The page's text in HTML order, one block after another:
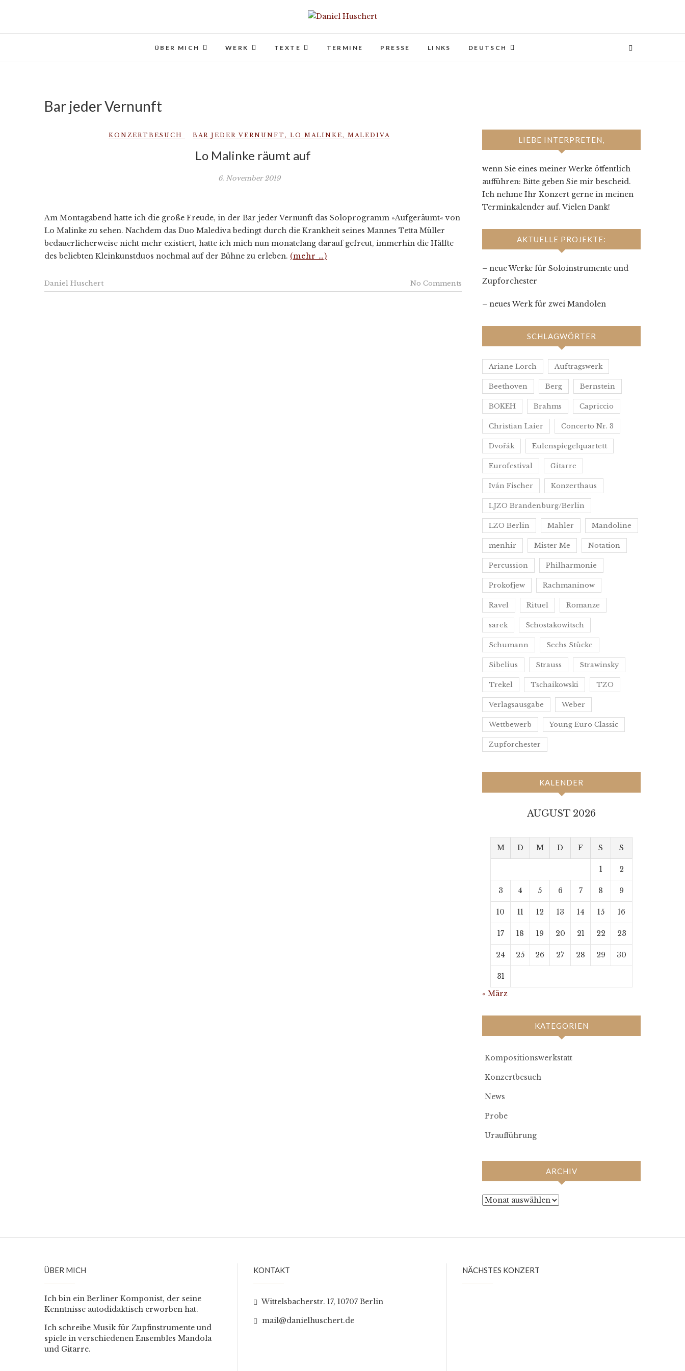
content
Daniel Huschert
ÜBER MICH WERK TEXTE TERMINE PRESSE LINKS DEUTSCH
Bar jeder Vernunft
KONZERTBESUCH BAR JEDER VERNUNFT , LO MALINKE, MALEDIVA
Lo Malinke räumt auf
6. November 2019
Am Montagabend hatte ich die große Freude, in der Bar jeder Vernunft das Soloprogramm »Aufgeräumt« von
Lo Malinke zu sehen. Nachdem das Duo Malediva bedingt durch die Krankheit seines Mannes Tetta Müller
bedauerlicherweise nicht mehr existiert, hatte ich mich nun monatelang darauf gefreut, immerhin die Hälfte
des beliebten Kleinkunstduos nochmal auf der Bühne zu erleben. (mehr …)
Daniel Huschert No Comments
LIEBE INTERPRETEN,
wenn Sie eines meiner Werke öffentlich
aufführen: Bitte geben Sie mir bescheid.
Ich nehme Ihr Konzert gerne in meinen
Terminkalender auf. Vielen Dank!
AKTUELLE PROJEKTE:
– neue Werke für Soloinstrumente und
Zupforchester
– neues Werk für zwei Mandolen
SCHLAGWÖRTER
Ariane Lorch Auftragswerk
Beethoven Berg Bernstein
BOKEH Brahms Capriccio
Christian Laier Concerto Nr. 3
Dvořák Eulenspiegelquartett
Eurofestival Gitarre
Iván Fischer Konzerthaus
LJZO Brandenburg/Berlin
LZO Berlin Mahler Mandoline
menhir Mister Me Notation
Percussion Philharmonie
Prokofjew Rachmaninow
Ravel Rituel Romanze
sarek Schostakowitsch
Schumann Sechs Stücke
Sibelius Strauss Strawinsky
Trekel Tschaikowski TZO
Verlagsausgabe Weber
Wettbewerb Young Euro Classic
Zupforchester
KALENDER
AUGUST 2026
M D M D F S S
1 2
3 4 5 6 7 8 9
10 11 12 13 14 15 16
17 18 19 20 21 22 23
24 25 26 27 28 29 30
31
« März
KATEGORIEN
Kompositionswerkstatt
Konzertbesuch
News
Probe
Uraufführung
ARCHIV
Archiv
ÜBER MICH
Ich bin ein Berliner Komponist, der seine
Kenntnisse autodidaktisch erworben hat.
Ich schreibe Musik für Zupfinstrumente und
spiele in verschiedenen Ensembles Mandola
und Gitarre.
KONTAKT
Wittelsbacherstr. 17, 10707 Berlin
mail@danielhuschert.de
NÄCHSTES KONZERT